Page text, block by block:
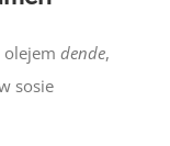
dende,
sosie